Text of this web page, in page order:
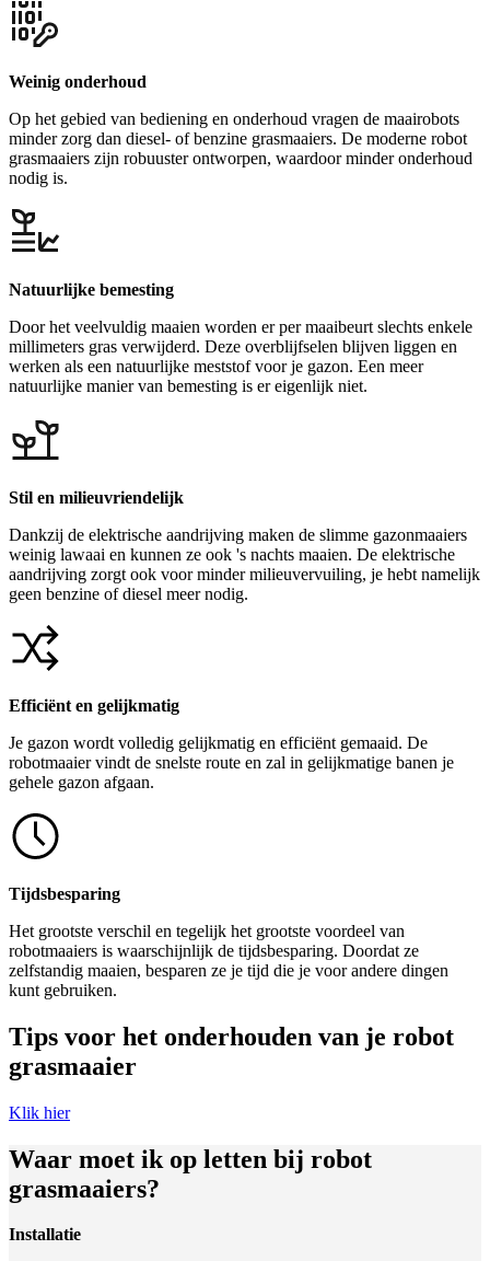
Weinig onderhoud
Op het gebied van bediening en onderhoud vragen de maairobots
minder zorg dan diesel- of benzine grasmaaiers. De moderne robot
grasmaaiers zijn robuuster ontworpen, waardoor minder onderhoud
nodig is.
Natuurlijke bemesting
Door het veelvuldig maaien worden er per maaibeurt slechts enkele
millimeters gras verwijderd. Deze overblijfselen blijven liggen en
werken als een natuurlijke meststof voor je gazon. Een meer
natuurlijke manier van bemesting is er eigenlijk niet.
Stil en milieuvriendelijk
Dankzij de elektrische aandrijving maken de slimme gazonmaaiers
weinig lawaai en kunnen ze ook 's nachts maaien. De elektrische
aandrijving zorgt ook voor minder milieuvervuiling, je hebt namelijk
geen benzine of diesel meer nodig.
Efficiënt en gelijkmatig
Je gazon wordt volledig gelijkmatig en efficiënt gemaaid. De
robotmaaier vindt de snelste route en zal in gelijkmatige banen je
gehele gazon afgaan.
Tijdsbesparing
Het grootste verschil en tegelijk het grootste voordeel van
robotmaaiers is waarschijnlijk de tijdsbesparing. Doordat ze
zelfstandig maaien, besparen ze je tijd die je voor andere dingen
kunt gebruiken.
Tips voor het onderhouden van je robot
grasmaaier
Klik hier
Waar moet ik op letten bij robot
grasmaaiers?
Installatie